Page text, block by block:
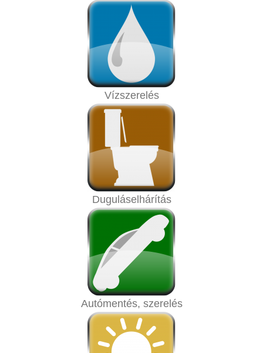
Vízszerelés
Duguláselhárítás
Autómentés, szerelés